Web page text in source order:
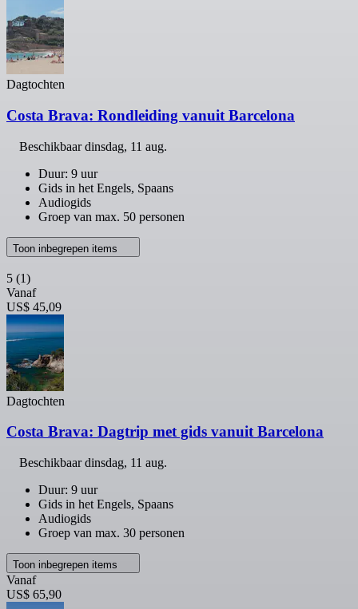
Dagtochten
Costa Brava: Rondleiding vanuit Barcelona
Beschikbaardinsdag, 11 aug.
Duur: 9 uur
Gids in het Engels, Spaans
Audiogids
Groep van max. 50 personen
Toon inbegrepen items
5 (1)
Vanaf
US$ 45,09
Dagtochten
Costa Brava: Dagtrip met gids vanuit Barcelona
Beschikbaardinsdag, 11 aug.
Duur: 9 uur
Gids in het Engels, Spaans
Audiogids
Groep van max. 30 personen
Toon inbegrepen items
Vanaf
US$ 65,90